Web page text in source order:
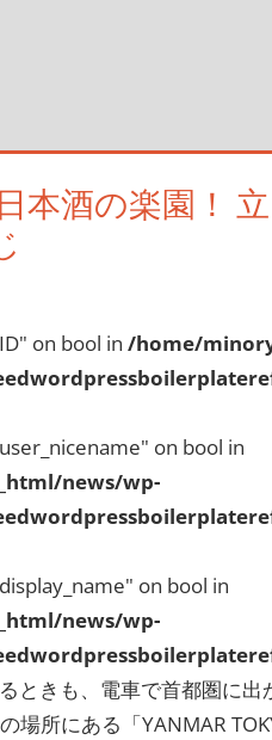
酒の楽園！ 立
on bool in /home/
on bool in
news/wp-
on bool in
news/wp-
ときも、電車で首都圏に
場所にある「YANMAR